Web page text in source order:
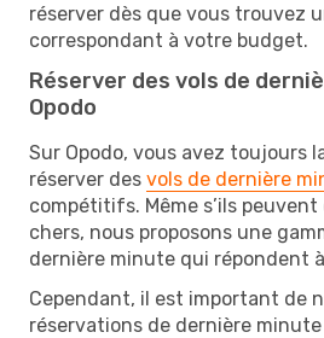
réserver dès que vous trouvez
correspondant à votre budget.
Réserver des vols de
Opodo
Sur Opodo, vous avez toujours
réserver des vols de dernière
compétitifs. Même s’ils
chers, nous proposons une
dernière minute qui répondent
Cependant, il est important de
réservations de dernière